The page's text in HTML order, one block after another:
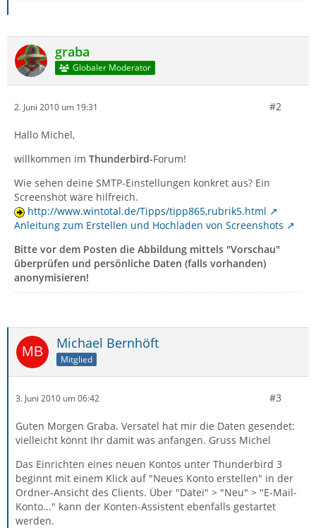
graba
Globaler Moderator
2. Juni 2010 um 19:31 #2
Hallo Michel,
willkommen im Thunderbird-Forum!
Wie sehen deine SMTP-Einstellungen konkret aus? Ein
Screenshot wäre hilfreich.
http://www.wintotal.de/Tipps/tipp865,rubrik5.html
Anleitung zum Erstellen und Hochladen von Screenshots
Bitte vor dem Posten die Abbildung mittels "Vorschau"
überprüfen und persönliche Daten (falls vorhanden)
anonymisieren!
Michael Bernhöft
Mitglied
3. Juni 2010 um 06:42 #3
Guten Morgen Graba. Versatel hat mir die Daten gesendet:
vielleicht könnt Ihr damit was anfangen. Gruss Michel
Das Einrichten eines neuen Kontos unter Thunderbird 3
beginnt mit einem Klick auf "Neues Konto erstellen" in der
Ordner-Ansicht des Clients. Über "Datei" > "Neu" > "E-Mail-
Konto..." kann der Konten-Assistent ebenfalls gestartet
werden.